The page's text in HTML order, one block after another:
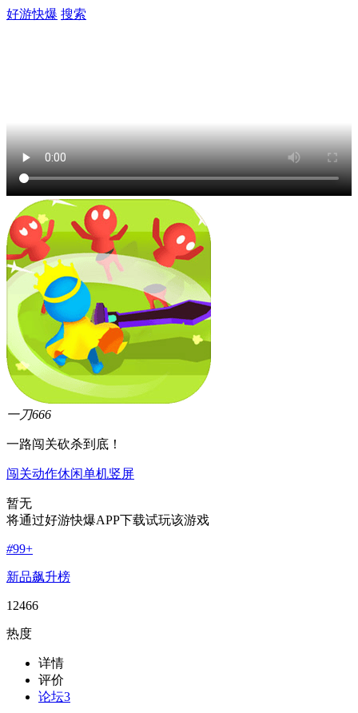
好游快爆 搜索
一刀666
一路闯关砍杀到底！
闯关动作休闲单机竖屏
暂无
将通过好游快爆APP下载试玩该游戏
#99+
新品飙升榜
12466
热度
详情
评价
论坛3